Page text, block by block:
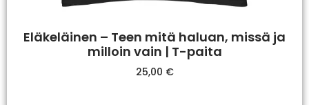
Eläkeläinen – Teen mitä haluan, missä ja
milloin vain | T-paita
25,00 €